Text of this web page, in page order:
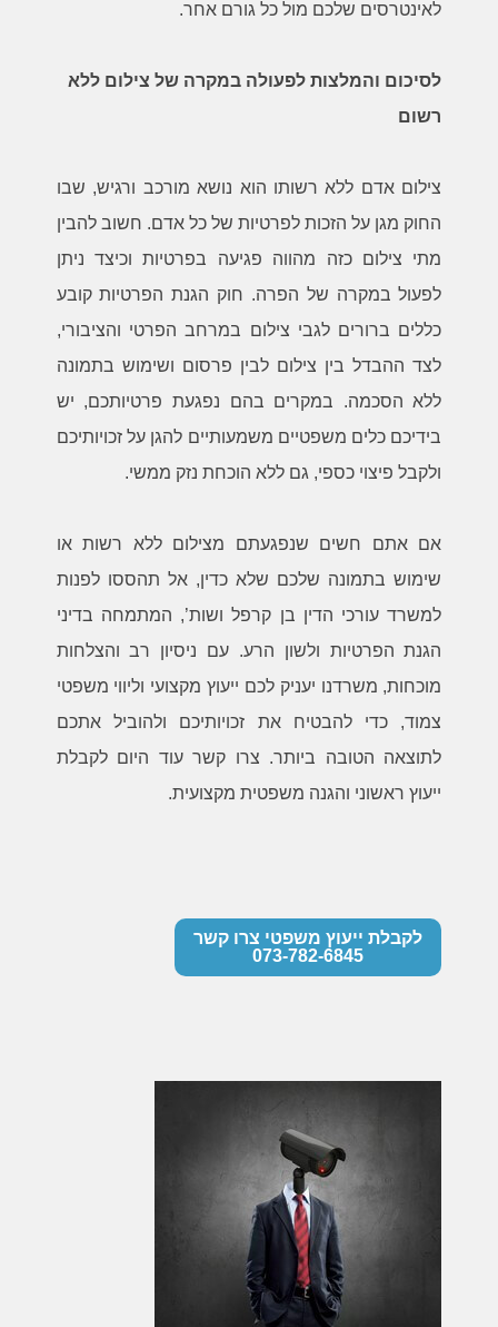
לאינטרסים שלכם מול כל גורם אחר.
לסיכום והמלצות לפעולה במקרה של צילום ללא
רשום
צילום אדם ללא רשותו הוא נושא מורכב ורגיש, שבו
החוק מגן על הזכות לפרטיות של כל אדם. חשוב להבין
מתי צילום כזה מהווה פגיעה בפרטיות וכיצד ניתן
לפעול במקרה של הפרה. חוק הגנת הפרטיות קובע
כללים ברורים לגבי צילום במרחב הפרטי והציבורי,
לצד ההבדל בין צילום לבין פרסום ושימוש בתמונה
ללא הסכמה. במקרים בהם נפגעת פרטיותכם, יש
בידיכם כלים משפטיים משמעותיים להגן על זכויותיכם
ולקבל פיצוי כספי, גם ללא הוכחת נזק ממשי.
אם אתם חשים שנפגעתם מצילום ללא רשות או
שימוש בתמונה שלכם שלא כדין, אל תהססו לפנות
למשרד עורכי הדין בן קרפל ושות’, המתמחה בדיני
הגנת הפרטיות ולשון הרע. עם ניסיון רב והצלחות
מוכחות, משרדנו יעניק לכם ייעוץ מקצועי וליווי משפטי
צמוד, כדי להבטיח את זכויותיכם ולהוביל אתכם
לתוצאה הטובה ביותר. צרו קשר עוד היום לקבלת
ייעוץ ראשוני והגנה משפטית מקצועית.
לקבלת ייעוץ משפטי צרו קשר
073-782-6845